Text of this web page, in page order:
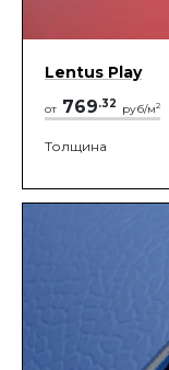
Lentus Play
от 769.32 руб/м2
Толщина